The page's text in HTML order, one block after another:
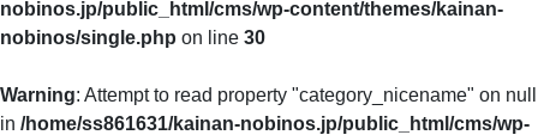
nobinos.jp/public_html/cms/wp-content/themes/kainan-
nobinos/single.php on line 30
Warning: Attempt to read property "category_nicename" on null
in /home/ss861631/kainan-nobinos.jp/public_html/cms/wp-